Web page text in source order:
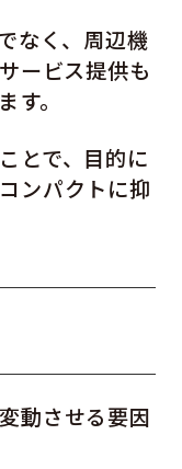
なく、周辺機
ービス提供も
。
とで、目的に
ンパクトに抑
動させる要因